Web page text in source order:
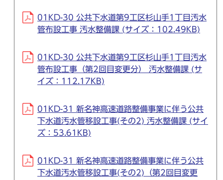
01KD-30 公共下水道第9工区杉山手1丁目汚水
管布設工事 汚水整備課 (サイズ：102.49KB)
01KD-30 公共下水道第9工区杉山手1丁目汚水
管布設工事（第2回目変更分） 汚水整備課 (サ
イズ：112.17KB)
01KD-31 新名神高速道路整備事業に伴う公共
下水道汚水管移設工事(その2) 汚水整備課 (サイ
ズ：53.61KB)
01KD-31 新名神高速道路整備事業に伴う公共
下水道汚水管移設工事(その2)（第2回目変更